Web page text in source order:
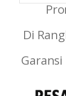
Di
Garansi